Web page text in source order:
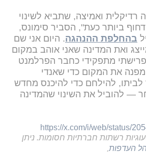
רדיקלית ואמיצה, שתביא לשינוי
ביותר כעת", הסביר סימונס,
בהחלפת ההנהגה. היום אני שם
ואת המדינה שאני אוהב במקום
פרישתי מתפקידי כחבר הפרלמנט
מפנה את המקום כדי שאנדי
לביתו, להילחם כדי להיכנס מחדש
— להוביל את השינוי שהמדינה
https://x.com/i/web/status/
רשתות חברתיות חסומות. ניתן
העדפות